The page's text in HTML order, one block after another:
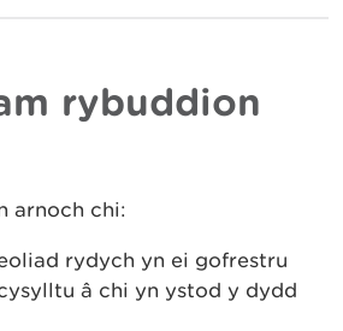
rybuddion
arnoch chi:
rydych yn ei gofrestru
â chi yn ystod y dydd